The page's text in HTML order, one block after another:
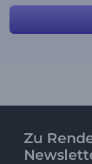
Herangehensweise
Erste, der eine 3D-
Zu